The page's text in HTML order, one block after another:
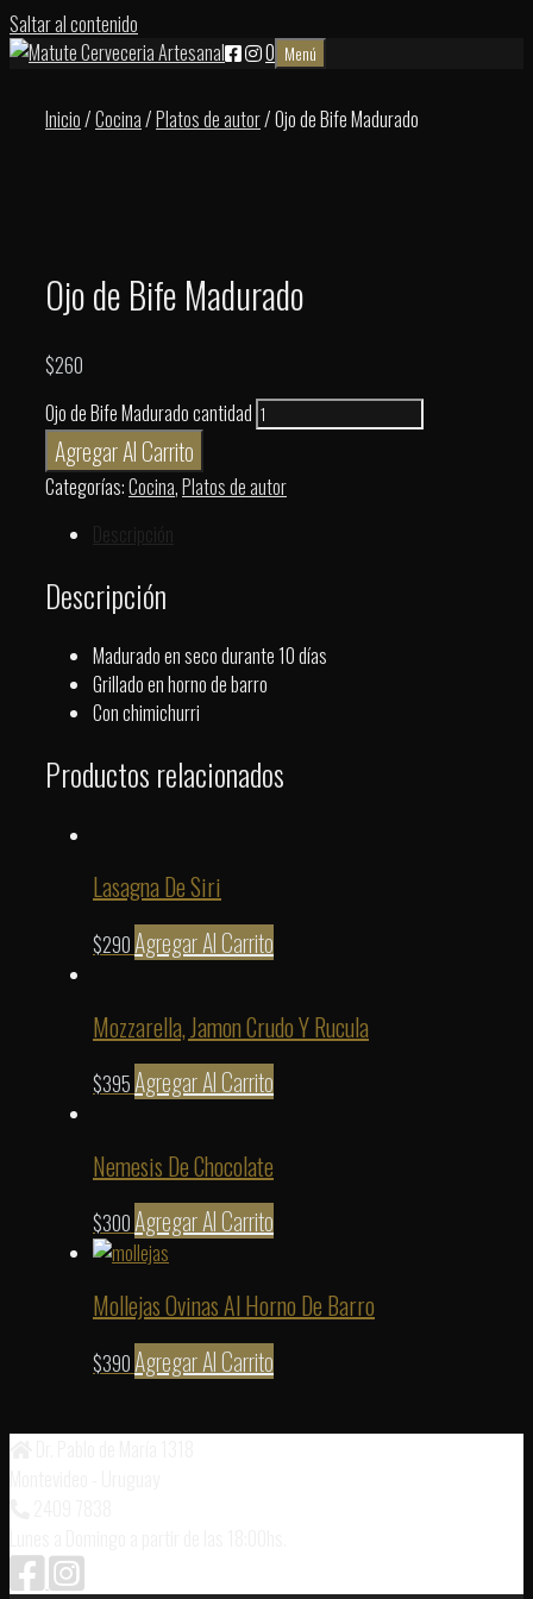
Saltar al contenido
0 Menú
Inicio/Cocina/Platos de autor/ Ojo de Bife Madurado
Ojo de Bife Madurado
$260
Ojo de Bife Madurado cantidad
Agregar Al Carrito
Categorías:Cocina,Platos de autor
Descripción
Madurado en seco durante 10 días
Grillado en horno de barro
Con chimichurri
Productos relacionados
Lasagna De Siri
$290 Agregar Al Carrito
Mozzarella, Jamon Crudo Y Rucula
$395Agregar Al Carrito
Nemesis De Chocolate
$300Agregar Al Carrito
Mollejas Ovinas Al Horno De Barro
$390 Agregar Al Carrito